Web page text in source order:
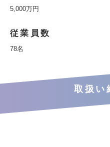
5,000万円
従業員数
78名
取扱い